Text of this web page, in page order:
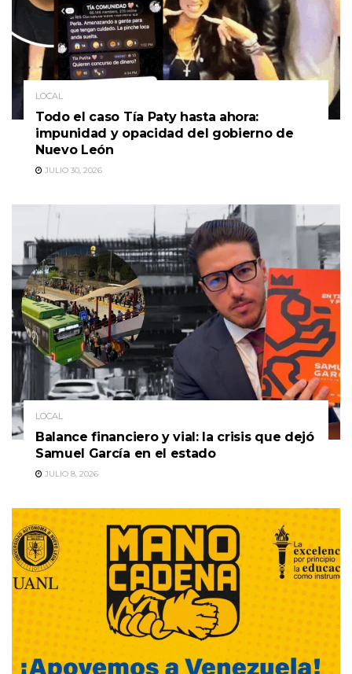
LOCAL
Todo el caso Tía Paty hasta ahora:
impunidad y opacidad del gobierno de
Nuevo León
JULIO 30, 2026
LOCAL
Balance financiero y vial: la crisis que dejó
Samuel García en el estado
JULIO 8, 2026